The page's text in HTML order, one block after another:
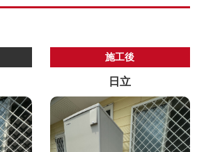
施工後
日立